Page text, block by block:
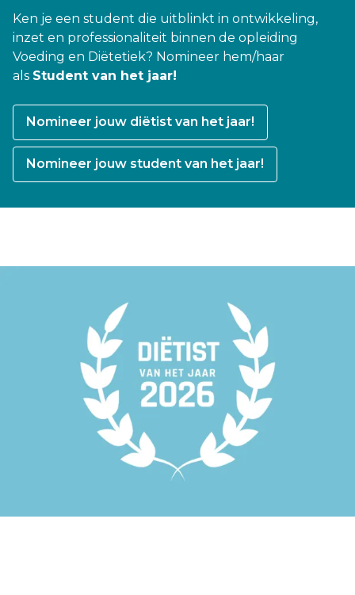
Ken je een student die uitblinkt in ontwikkeling,
inzet en professionaliteit binnen de opleiding
Voeding en Diëtetiek? Nomineer hem/haar
als Student van het jaar!
Nomineer jouw diëtist van het jaar!
Nomineer jouw student van het jaar!